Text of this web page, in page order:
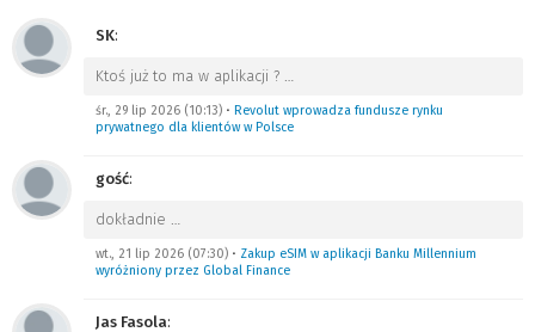
SK:
Ktoś już to ma w aplikacji ? …
śr., 29 lip 2026 (10:13) • Revolut wprowadza fundusze rynku
prywatnego dla klientów w Polsce
gość:
dokładnie …
wt., 21 lip 2026 (07:30) • Zakup eSIM w aplikacji Banku Millennium
wyróżniony przez Global Finance
Jas Fasola: